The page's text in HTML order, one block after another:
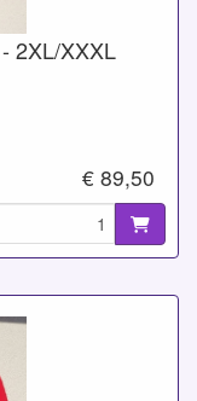
2XL/XXXL
€ 89,50